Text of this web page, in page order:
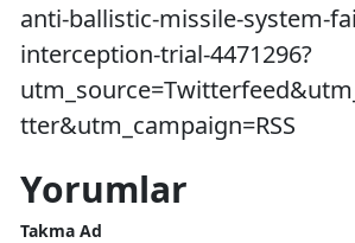
anti-ballistic-missile-system-
interception-trial-4471296?
tter&utm_campaign=RSS
Yorumlar
Takma Ad